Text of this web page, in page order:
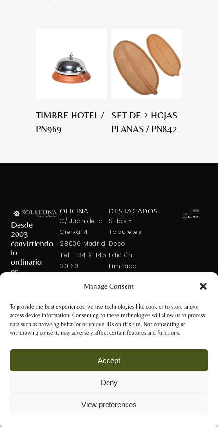
Manage Consent
To provide the best experiences, we use technologies like cookies to store and/or
access device information. Consenting to these technologies will allow us to process
data such as browsing behavior or unique IDs on this site. Not consenting or
withdrawing consent, may adversely affect certain features and functions.
Accept
Deny
View preferences
TIMBRE HOTEL /
PN969
SET DE 2 HOJAS
PLANAS / PN842
Desde
2003
convirtiendo
lo
ordinario
en
OFICINA
C/ Juan de la
Cierva, 4
28006 Madrid
Tel: + 34 91 145
20 60
TIENDA
C/ Núñez de
+34 917 81 28
+34 600 421 113
DESTACADOS
Sillas Y
Taburetes
Deco
Edición
Limitada
Mesa
Chic